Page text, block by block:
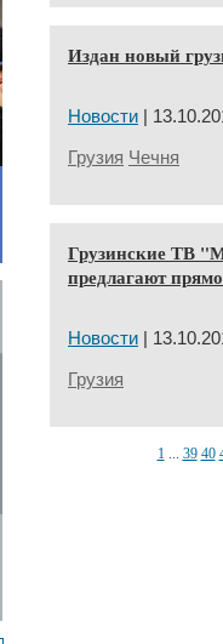
Издан новый
Новости |
Грузия Чечня
Грузинские ТВ
предлагают
Новости |
Грузия
1... 39 40